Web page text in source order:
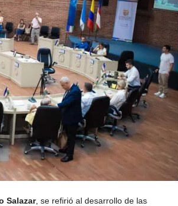
Salazar, se refirió al desarrollo de las